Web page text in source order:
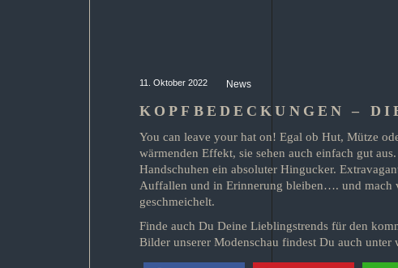
11. Oktober 2022 News
KOPFBEDECKUNGEN –
You can leave your hat on! Egal ob Hut, Mütze
wärmenden Effekt, sie sehen auch einfach gut
Handschuhen ein absoluter Hingucker.
Auffallen und in Erinnerung bleiben…. und mach
geschmeichelt.
Finde auch Du Deine Lieblingstrends für den
Bilder unserer Modenschau findest Du auch unter